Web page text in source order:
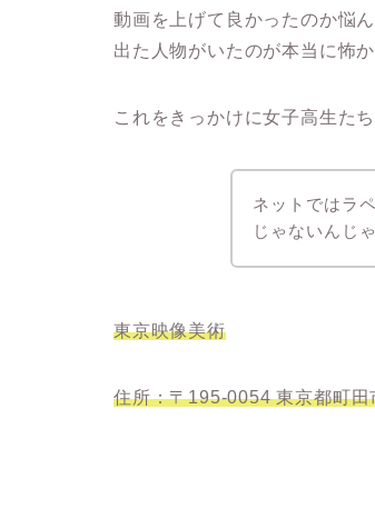
動画を上げて良かったのか悩
出た人物がいたのが本当に怖か
これをきっかけに女子高生た
ネットではラ
じゃないんじ
東京映像美術
住所：〒195-0054 東京都町田